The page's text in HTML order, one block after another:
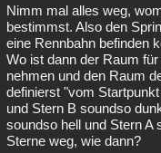
Nimm mal alles weg,
bestimmst. Also den
eine Rennbahn befinden
Wo ist dann der Raum
nehmen und den Raum
definierst "vom
und Stern B soundso
soundso hell und Stern A
Sterne weg, wie dann?